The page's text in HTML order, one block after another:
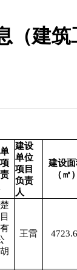
（建筑
建设
单位
项目
负责
人
建设
（㎡）
王雷